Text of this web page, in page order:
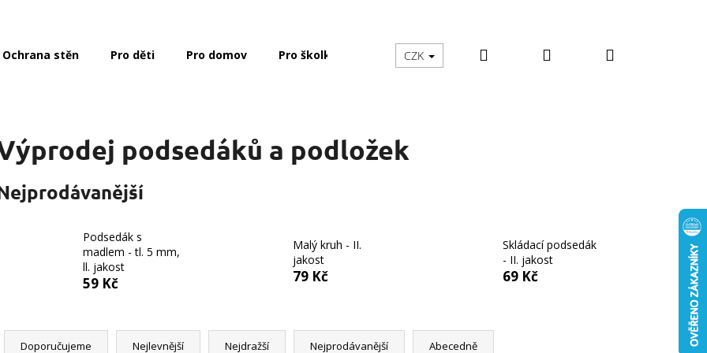
Ochrana stěn Pro děti Pro domov Pro školky a školy Zachraň mě Moje objednávka
CZK Hledat PřihlášeníNákupní
podsedáků a podložek
Podsedák s
madlem - tl. 5 mm,
ll. jakost
59 Kč
Malý kruh - II.
jakost
79 Kč
Skládací podsedák
- II. jakost
69 Kč
Doporučujeme Nejlevnější Nejdražší Nejprodávanější Abecedně
HLEDAT